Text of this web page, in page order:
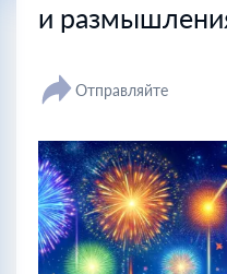
и
Отправляйте